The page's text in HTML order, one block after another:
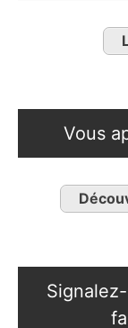
Vous